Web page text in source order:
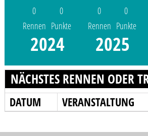
0
Rennen
0
Punkte
2024
0
Rennen
0
Punkte
2025
NÄCHSTES RENNEN ODER
DATUM VERANSTALTUNG